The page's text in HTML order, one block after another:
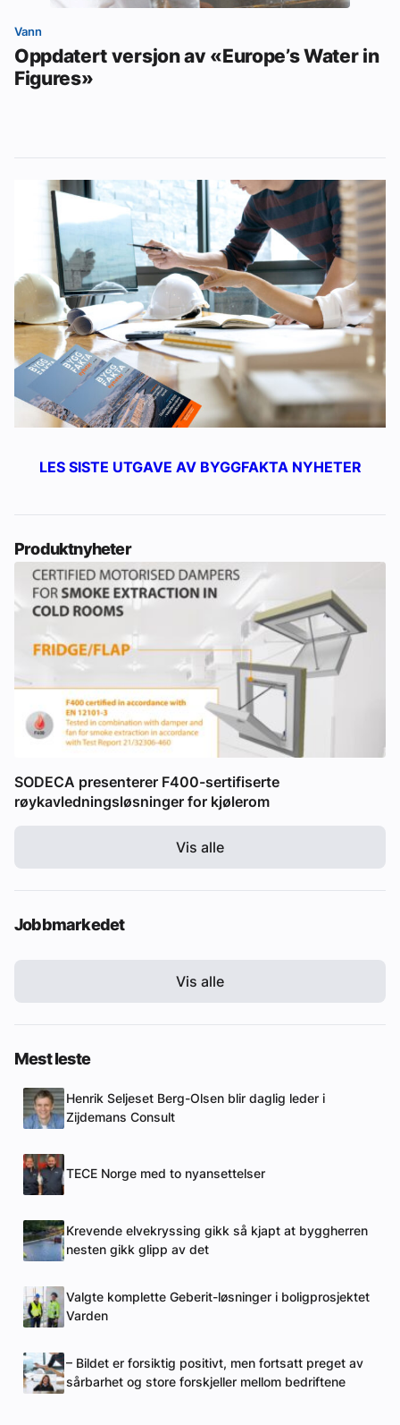
Vann
Oppdatert versjon av «Europe’s Water in
Figures»
LES SISTE UTGAVE AV BYGGFAKTA NYHETER
Produktnyheter
SODECA presenterer F400-sertifiserte
røykavledningsløsninger for kjølerom
Vis alle
Jobbmarkedet
Vis alle
Mest leste
Henrik Seljeset Berg-Olsen blir daglig leder i
Zijdemans Consult
TECE Norge med to nyansettelser
Krevende elvekryssing gikk så kjapt at byggherren
nesten gikk glipp av det
Valgte komplette Geberit-løsninger i boligprosjektet
Varden
– Bildet er forsiktig positivt, men fortsatt preget av
sårbarhet og store forskjeller mellom bedriftene